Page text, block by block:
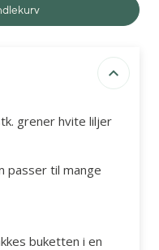
grener hvite liljer
passer til mange
buketten i en